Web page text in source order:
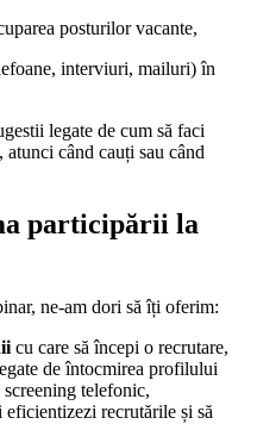
posturilor vacante,
interviuri, mailuri) în
legate de cum să faci
când cauți sau când
participării la
ne-am dori să îți oferim:
cu care să începi o recrutare,
de întocmirea profilului
telefonic,
eficientizezi recrutările și să